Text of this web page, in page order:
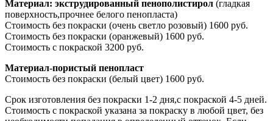
Материал: экструдированный пенополистирол (гладкая
поверхность,прочнее белого пенопласта)
Стоимость без покраски (очень светло розовый) 1600 руб.
Стоимость без покраски (оранжевый) 1600 руб.
Стоимость с покраской 3200 руб.
Материал-пористый пенопласт
Стоимость без покраски (белый цвет) 1600 руб.
Срок изготовления без покраски 1-2 дня,с покраской 4-5 дней.
Стоимость с покраской указана за покраску в любой цвет, без